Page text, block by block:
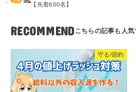
【先着600名】
RECOMMEND
守る/節約